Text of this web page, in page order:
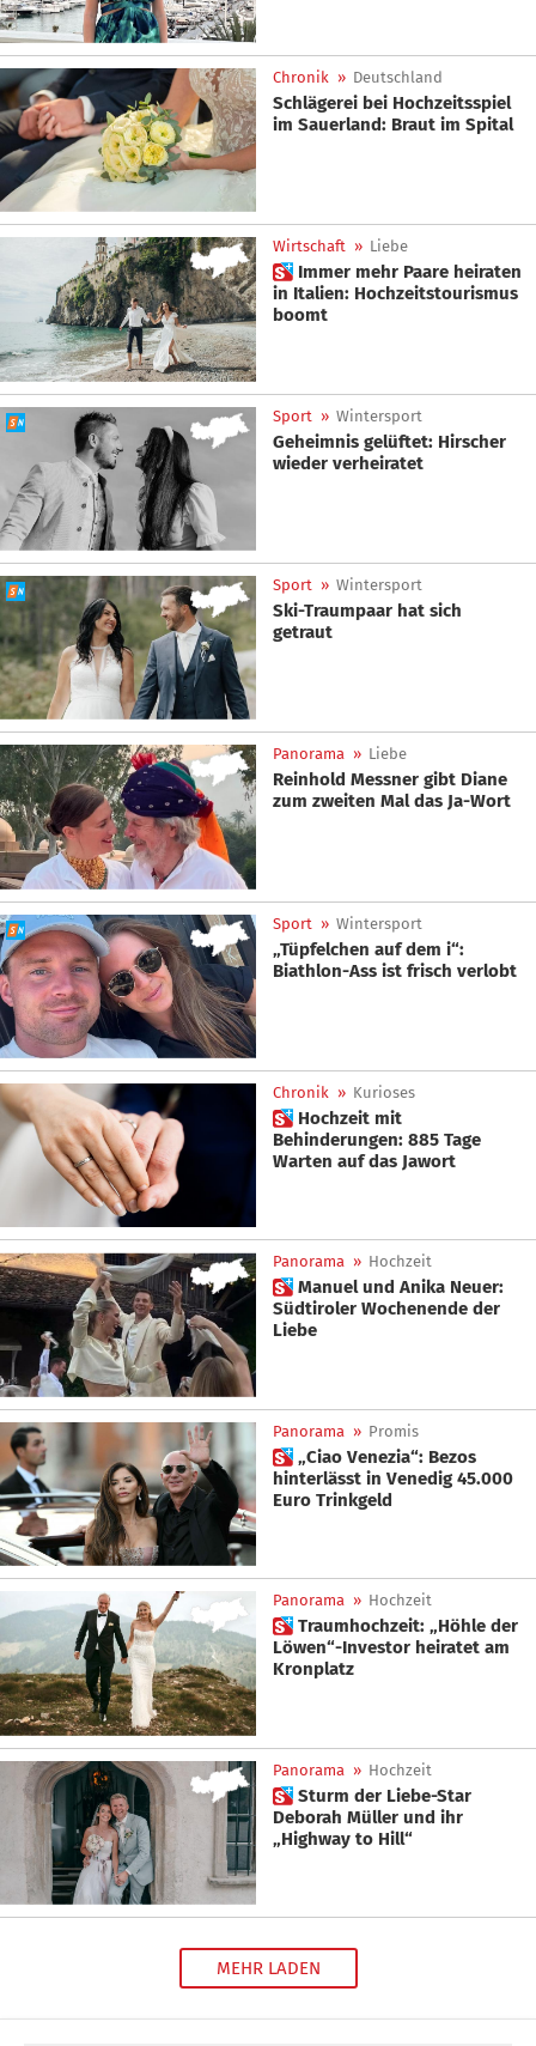
Chronik » Deutschland
Schlägerei bei Hochzeitsspiel
im Sauerland: Braut im Spital
Wirtschaft » Liebe
 Immer mehr Paare heiraten
in Italien: Hochzeitstourismus
boomt
Sport » Wintersport
Geheimnis gelüftet: Hirscher
wieder verheiratet
Sport » Wintersport
Ski-Traumpaar hat sich
getraut
Panorama » Liebe
Reinhold Messner gibt Diane
zum zweiten Mal das Ja-Wort
Sport » Wintersport
„Tüpfelchen auf dem i“:
Biathlon-Ass ist frisch verlobt
Chronik » Kurioses
 Hochzeit mit
Behinderungen: 885 Tage
Warten auf das Jawort
Panorama » Hochzeit
 Manuel und Anika Neuer:
Südtiroler Wochenende der
Liebe
Panorama » Promis
 „Ciao Venezia“: Bezos
hinterlässt in Venedig 45.000
Euro Trinkgeld
Panorama » Hochzeit
 Traumhochzeit: „Höhle der
Löwen“-Investor heiratet am
Kronplatz
Panorama » Hochzeit
 Sturm der Liebe-Star
Deborah Müller und ihr
„Highway to Hill“
MEHR LADEN